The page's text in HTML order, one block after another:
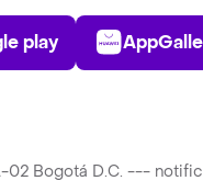
Play Store
play
Bogotá D.C. ---